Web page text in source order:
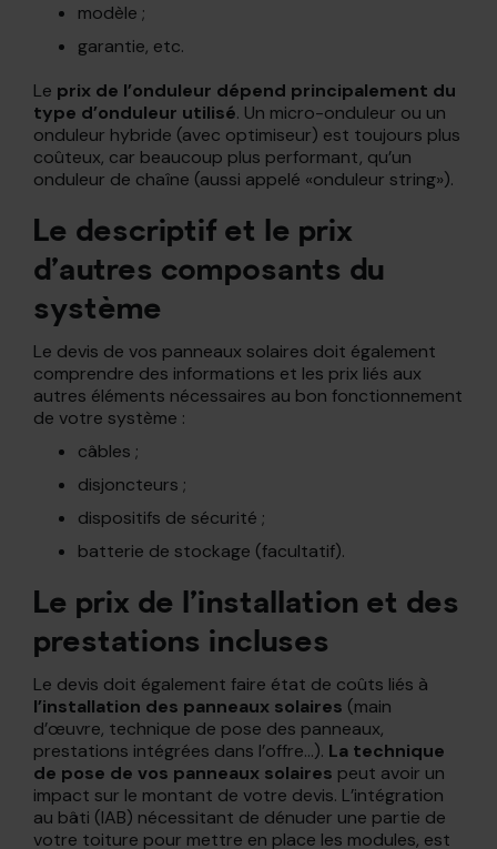
modèle ;
garantie, etc.
Le prix de l’onduleur dépend principalement du
type d’onduleur utilisé. Un micro-onduleur ou un
onduleur hybride (avec optimiseur) est toujours plus
coûteux, car beaucoup plus performant, qu’un
onduleur de chaîne (aussi appelé «onduleur string»).
Le descriptif et le prix
d’autres composants du
système
Le devis de vos panneaux solaires doit également
comprendre des informations et les prix liés aux
autres éléments nécessaires au bon fonctionnement
de votre système :
câbles ;
disjoncteurs ;
dispositifs de sécurité ;
batterie de stockage (facultatif).
Le prix de l’installation et des
prestations incluses
Le devis doit également faire état de coûts liés à
l’installation des panneaux solaires (main
d’œuvre, technique de pose des panneaux,
prestations intégrées dans l’offre…). La technique
de pose de vos panneaux solaires peut avoir un
impact sur le montant de votre devis. L’intégration
au bâti (IAB) nécessitant de dénuder une partie de
votre toiture pour mettre en place les modules, est